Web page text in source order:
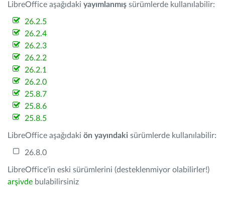
LibreOffice aşağıdaki yayımlanmış sürümlerde kullanılabilir:
26.2.5
26.2.4
26.2.3
26.2.2
26.2.1
26.2.0
25.8.7
25.8.6
25.8.5
LibreOffice aşağıdaki ön yayındaki sürümlerde kullanılabilir:
26.8.0
LibreOffice'in eski sürümlerini (desteklenmiyor olabilirler!)
arşivde bulabilirsiniz